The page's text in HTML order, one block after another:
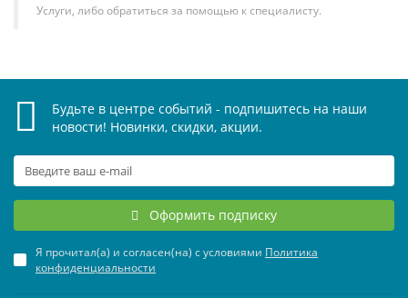
Услуги, либо обратиться за помощью к специалисту.
Будьте в центре событий - подпишитесь на наши
новости! Новинки, скидки, акции.
Оформить подписку
Я прочитал(а) и согласен(на) с условиями Политика
конфиденциальности